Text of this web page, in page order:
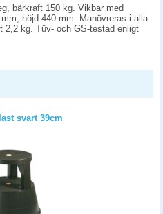
bärkraft 150 kg. Vikbar med
höjd 440 mm. Manövreras i alla
2,2 kg. Tüv- och GS-testad enligt
svart 39cm